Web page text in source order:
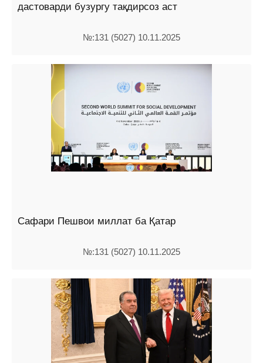
дастоварди бузургу тақдирсоз аст
№:131 (5027) 10.11.2025
Сафари Пешвои миллат ба Қатар
№:131 (5027) 10.11.2025